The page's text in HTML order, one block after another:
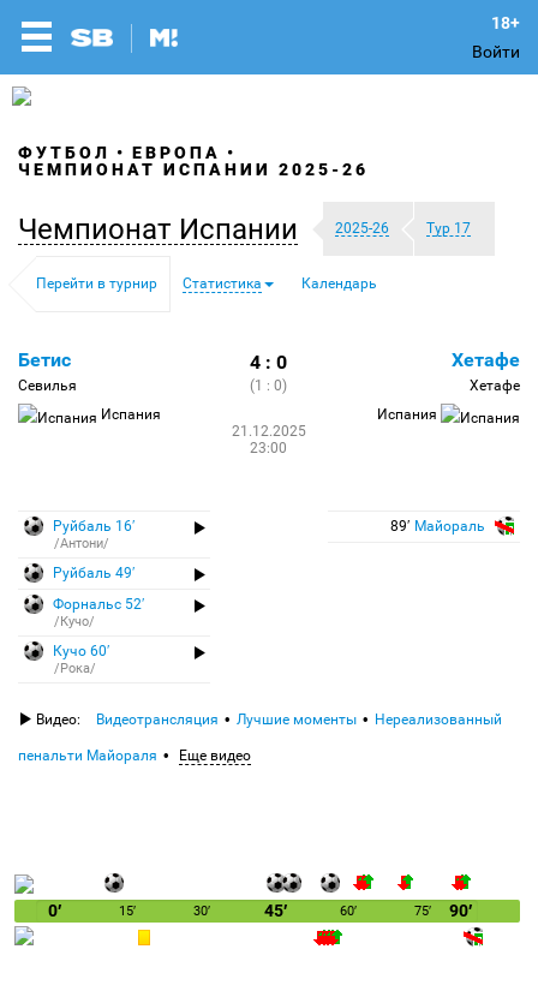
Войти
ФУТБОЛ
ЕВРОПА
ЧЕМПИОНАТ ИСПАНИИ 2025-26
Чемпионат Испании 2025-26 Тур 17
Перейти в турнир Статистика Календарь
Бетис
Севилья
Испания
4 : 0
(1 : 0)
21.12.2025
23:00
Хетафе
Хетафе
Испания
Руйбаль 16′
/Антони/
Руйбаль 49′
Форнальс 52′
/Кучо/
Кучо 60′
/Рока/
89′ Майораль
Видео: Видеотрансляция Лучшие моменты Нереализованный
пенальти Майораля Еще видео
0′ 15′ 30′ 45′ 60′ 75′ 90′